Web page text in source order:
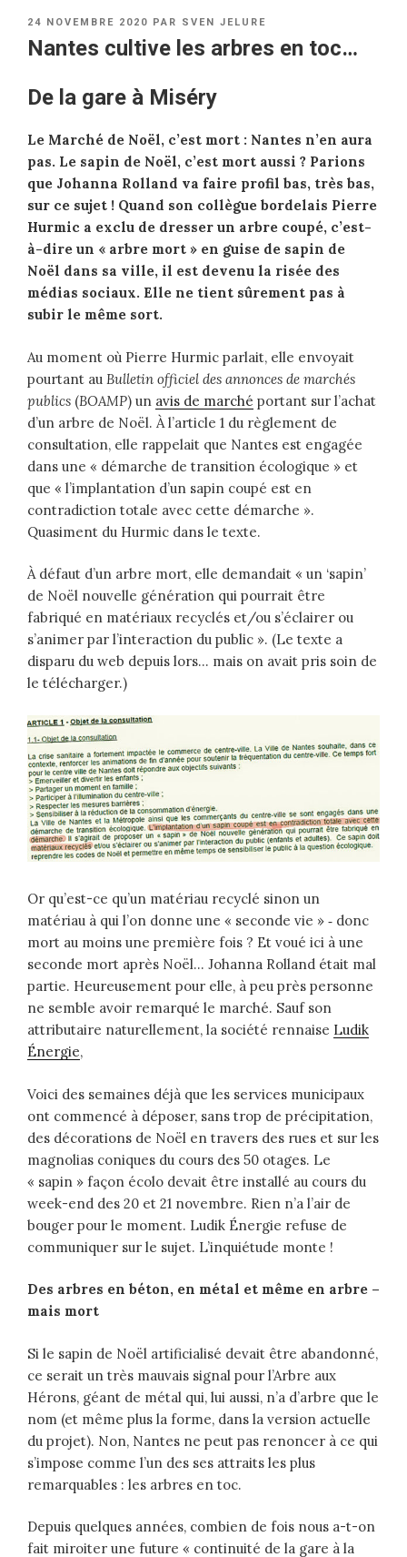
PUBLIÉ
LE
24 NOVEMBRE 2020 PAR SVEN JELURE
Nantes cultive les arbres en toc…
De la gare à Miséry
Le Marché de Noël, c’est mort : Nantes n’en aura
pas. Le sapin de Noël, c’est mort aussi ? Parions
que Johanna Rolland va faire profil bas, très bas,
sur ce sujet ! Quand son collègue bordelais Pierre
Hurmic a exclu de dresser un arbre coupé, c’est-
à-dire un « arbre mort » en guise de sapin de
Noël dans sa ville, il est devenu la risée des
médias sociaux. Elle ne tient sûrement pas à
subir le même sort.
Au moment où Pierre Hurmic parlait, elle envoyait
pourtant au Bulletin officiel des annonces de marchés
publics (BOAMP) un avis de marché portant sur l’achat
d’un arbre de Noël. À l’article 1 du règlement de
consultation, elle rappelait que Nantes est engagée
dans une « démarche de transition écologique » et
que « l’implantation d’un sapin coupé est en
contradiction totale avec cette démarche ».
Quasiment du Hurmic dans le texte.
À défaut d’un arbre mort, elle demandait « un ‘sapin’
de Noël nouvelle génération qui pourrait être
fabriqué en matériaux recyclés et/ou s’éclairer ou
s’animer par l’interaction du public ». (Le texte a
disparu du web depuis lors… mais on avait pris soin de
le télécharger.)
Or qu’est-ce qu’un matériau recyclé sinon un
matériau à qui l’on donne une « seconde vie » ‑ donc
mort au moins une première fois ? Et voué ici à une
seconde mort après Noël… Johanna Rolland était mal
partie. Heureusement pour elle, à peu près personne
ne semble avoir remarqué le marché. Sauf son
attributaire naturellement, la société rennaise Ludik
Énergie,
Voici des semaines déjà que les services municipaux
ont commencé à déposer, sans trop de précipitation,
des décorations de Noël en travers des rues et sur les
magnolias coniques du cours des 50 otages. Le
« sapin » façon écolo devait être installé au cours du
week-end des 20 et 21 novembre. Rien n’a l’air de
bouger pour le moment. Ludik Énergie refuse de
communiquer sur le sujet. L’inquiétude monte !
Des arbres en béton, en métal et même en arbre –
mais mort
Si le sapin de Noël artificialisé devait être abandonné,
ce serait un très mauvais signal pour l’Arbre aux
Hérons, géant de métal qui, lui aussi, n’a d’arbre que le
nom (et même plus la forme, dans la version actuelle
du projet). Non, Nantes ne peut pas renoncer à ce qui
s’impose comme l’un des ses attraits les plus
remarquables : les arbres en toc.
Depuis quelques années, combien de fois nous a-t-on
fait miroiter une future « continuité de la gare à la